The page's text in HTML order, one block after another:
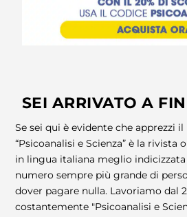
SEI ARRIVATO A
Se sei qui è evidente che apprezzi
“Psicoanalisi e Scienza” è la rivista
in lingua italiana meglio
numero sempre più grande di
dover pagare nulla. Lavoriamo dal
costantemente "Psicoanalisi e